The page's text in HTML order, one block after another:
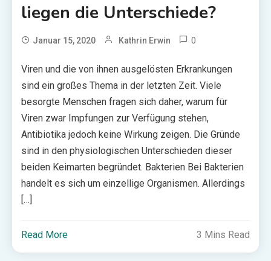
liegen die Unterschiede?
Januar 15, 2020 Kathrin Erwin 0
Viren und die von ihnen ausgelösten Erkrankungen
sind ein großes Thema in der letzten Zeit. Viele
besorgte Menschen fragen sich daher, warum für
Viren zwar Impfungen zur Verfügung stehen,
Antibiotika jedoch keine Wirkung zeigen. Die Gründe
sind in den physiologischen Unterschieden dieser
beiden Keimarten begründet. Bakterien Bei Bakterien
handelt es sich um einzellige Organismen. Allerdings
[…]
Read More 3 Mins Read